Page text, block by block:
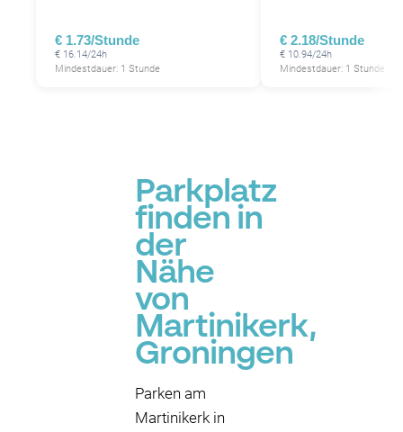
€ 1.73/Stunde
€ 16.14/24h
Mindestdauer: 1 Stunde
€ 2.18/Stunde
€ 10.94/24h
Mindestdauer: 1 Stunde
Parkplatz
finden in
der
Nähe
von
Martinikerk,
Groningen
Parken am
Martinikerk in